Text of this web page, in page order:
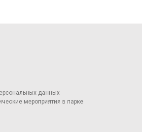
данных
мероприятия в парке